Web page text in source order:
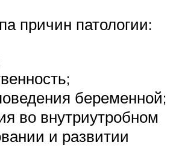
причин патологии:
беременной;
во внутриутробном
и развитии